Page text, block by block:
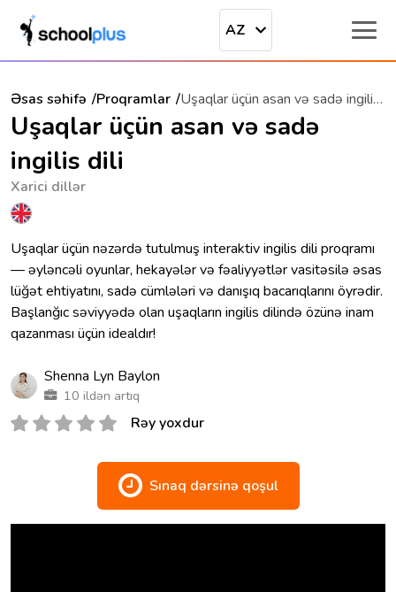
AZ
Əsas səhifə Proqramlar Uşaqlar üçün asan və sadə ingilis dili
Uşaqlar üçün asan və sadə
ingilis dili
Xarici dillər
Uşaqlar üçün nəzərdə tutulmuş interaktiv ingilis dili proqramı
— əyləncəli oyunlar, hekayələr və fəaliyyətlər vasitəsilə əsas
lüğət ehtiyatını, sadə cümlələri və danışıq bacarıqlarını öyrədir.
Başlanğıc səviyyədə olan uşaqların ingilis dilində özünə inam
qazanması üçün idealdır!
Shenna Lyn Baylon
10 ildən artıq
Rəy yoxdur
Sınaq dərsinə qoşul